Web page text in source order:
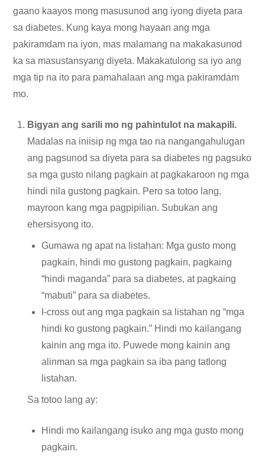
gaano kaayos mong masusunod ang iyong diyeta para
sa diabetes. Kung kaya mong hayaan ang mga
pakiramdam na iyon, mas malamang na makakasunod
ka sa masustansyang diyeta. Makakatulong sa iyo ang
mga tip na ito para pamahalaan ang mga pakiramdam
mo.
Bigyan ang sarili mo ng pahintulot na makapili.
Madalas na iniisip ng mga tao na nangangahulugan
ang pagsunod sa diyeta para sa diabetes ng pagsuko
sa mga gusto nilang pagkain at pagkakaroon ng mga
hindi nila gustong pagkain. Pero sa totoo lang,
mayroon kang mga pagpipilian. Subukan ang
ehersisyong ito.
Gumawa ng apat na listahan: Mga gusto mong
pagkain, hindi mo gustong pagkain, pagkaing
“hindi maganda” para sa diabetes, at pagkaing
“mabuti” para sa diabetes.
I-cross out ang mga pagkain sa listahan ng “mga
hindi ko gustong pagkain.” Hindi mo kailangang
kainin ang mga ito. Puwede mong kainin ang
alinman sa mga pagkain sa iba pang tatlong
listahan.
Sa totoo lang ay:
Hindi mo kailangang isuko ang mga gusto mong
pagkain.